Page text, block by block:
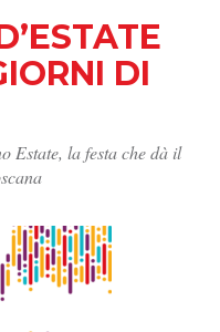
DI
Estate, la festa che dà il